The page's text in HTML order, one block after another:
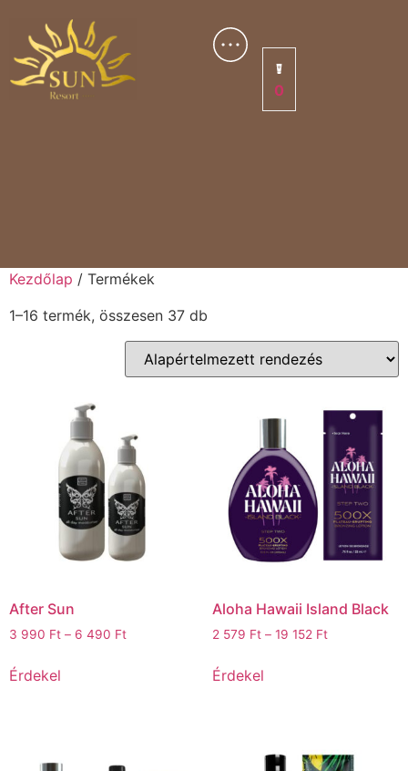
0
Kezdőlap / Termékek
1–16 termék, összesen 37 db
After Sun
3 990 Ft – 6 490 Ft
Érdekel
Aloha Hawaii Island Black
2 579 Ft – 19 152 Ft
Érdekel